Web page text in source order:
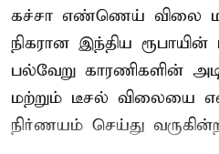
கச்சா எண்ணெய் விலை
நிகரான இந்திய
பல்வேறு காரணிகளின்
மற்றும் டீசல் விலையை
நிர்ணயம் செய்து